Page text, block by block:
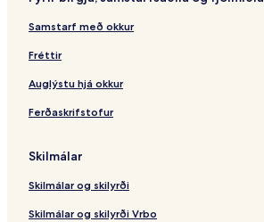
Samstarf með okkur
Fréttir
Auglýstu hjá okkur
Ferðaskrifstofur
Skilmálar
Skilmálar og skilyrði
Skilmálar og skilyrði Vrbo